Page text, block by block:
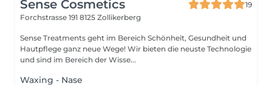
Sense Cosmetics
19
Forchstrasse 191 8125 Zollikerberg
Sense Treatments geht im Bereich Schönheit, Gesundheit und
Hautpflege ganz neue Wege! Wir bieten die neuste Technologie
und sind im Bereich der Wisse...
Waxing - Nase